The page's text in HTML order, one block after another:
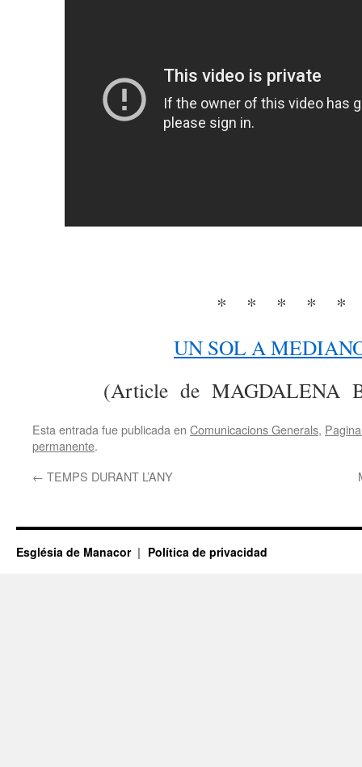
* * * *
UN SOL A
(Article de MAGDALENA
Esta entrada fue publicada en Comunicacions Generals,
permanente.
← TEMPS DURANT L’ANY
Església de Manacor Política de privacidad